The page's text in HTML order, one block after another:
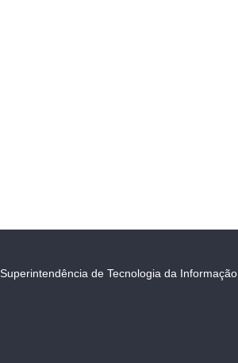
Superintendência de Tecnologia da Informação